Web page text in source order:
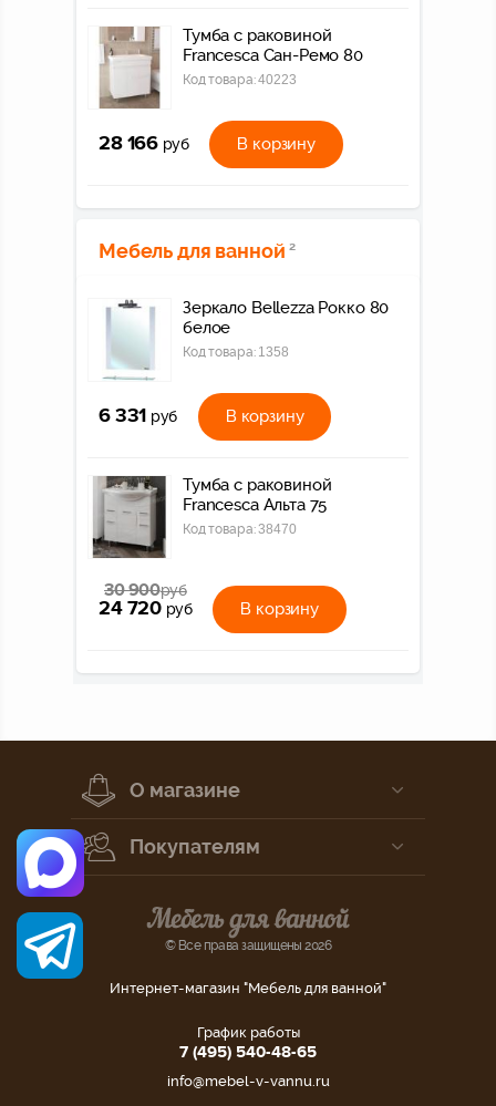
Тумба с раковиной
Francesca Сан-Ремо 80
Код товара:40223
28 166 руб В корзину
Мебель для ванной 2
Зеркало Bellezza Рокко 80
белое
Код товара: 1358
6 331 руб В корзину
Тумба с раковиной
Francesca Альта 75
Код товара:38470
30 900руб
24 720 руб В корзину
О магазине
Покупателям
© Все права защищены 2026
Интернет-магазин "Мебель для ванной"
График работы
7 (495) 540-48-65
info@mebel-v-vannu.ru